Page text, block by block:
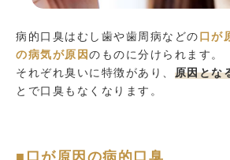
病的口臭はむし歯や歯周病などの口が
の病気が原因のものに分けられます。
それぞれ臭いに特徴があり、 原因とな
とで口臭もなくなります。
■口が原因の病的口臭